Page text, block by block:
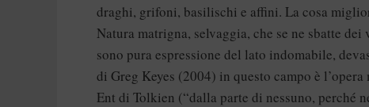
draghi, grifoni, basilischi e affini. La cosa
Natura matrigna, selvaggia, che se ne sbatte
sono pura espressione del lato indomabile,
di Greg Keyes (2004) in questo campo è
Ent di Tolkien (“dalla parte di nessuno, perché